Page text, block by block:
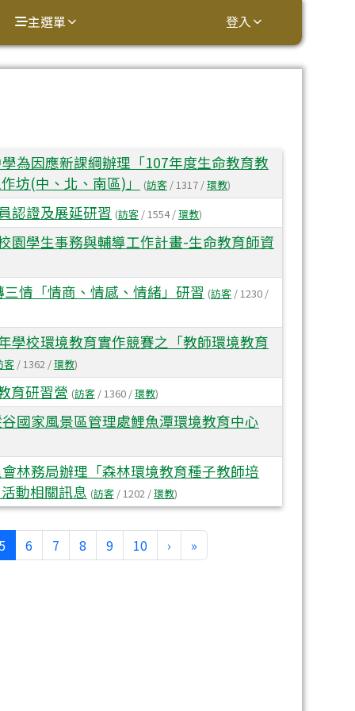
主選單 登入
為因應新課綱辦理「107年度生命教育教
坊(中、北、南區)」
(訪客/ 1317 /環教)
認證及展延研習 (訪客 / 1554 /環教)
園學生事務與輔導工作計畫-生命教育師資
情「情商、情感、情緒」研習 (訪客 / 1230 /
學校環境教育實作競賽之「教師環境教育
客/ 1362 /環教)
育研習營 (訪客/ 1360 /環教)
國家風景區管理處鯉魚潭環境教育中心
林務局辦理「森林環境教育種子教師培
動相關訊息 (訪客/ 1202 /環教)
(目前頁次)
6 7 8 9 10 ›下一頁
»最後頁